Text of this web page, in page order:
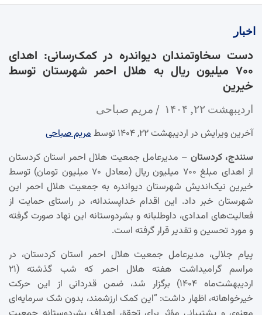
اخبار
دست سخاوتمندان دیواندره در کمک‌رسانی: اهدای
۷۰۰ میلیون ریال به هلال احمر شهرستان توسط
خیرین
اردیبهشت ۲۲, ۱۴۰۴ مریم صباحی
آخرین ویرایش در اردیبهشت ۲۲, ۱۴۰۴ توسط
مریم صباحی
سنندج، کردستان – مدیرعامل جمعیت هلال احمر استان کردستان
از اهدای مبلغ ۷۰۰ میلیون ریال (معادل ۷۰ میلیون تومان) توسط
خیرین نیک‌اندیش شهرستان دیواندره به جمعیت هلال احمر این
شهرستان خبر داد. این اقدام خداپسندانه، در راستای حمایت از
فعالیت‌های امدادی، داوطلبانه و بشردوستانه این نهاد صورت گرفته
و مورد تحسین و تقدیر قرار گرفته است.
پیام جلالی، مدیرعامل جمعیت هلال احمر استان کردستان، در
مراسم گرامیداشت هفته هلال احمر که شب گذشته (۲۱
اردیبهشت‌ماه ۱۴۰۴) برگزار شد، ضمن قدردانی از این حرکت
خیرخواهانه، اظهار داشت: “این کمک ارزشمند، بدون شک سرمایه‌ای